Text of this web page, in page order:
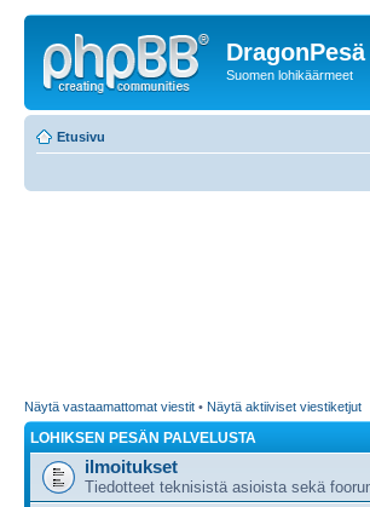
DragonPesä
Suomen lohikäärmeet
Etusivu
Näytä vastaamattomat viestit • Näytä aktiiviset viestiketjut
LOHIKSEN PESÄN PALVELUSTA
ilmoitukset
Tiedotteet teknisistä asioista sekä